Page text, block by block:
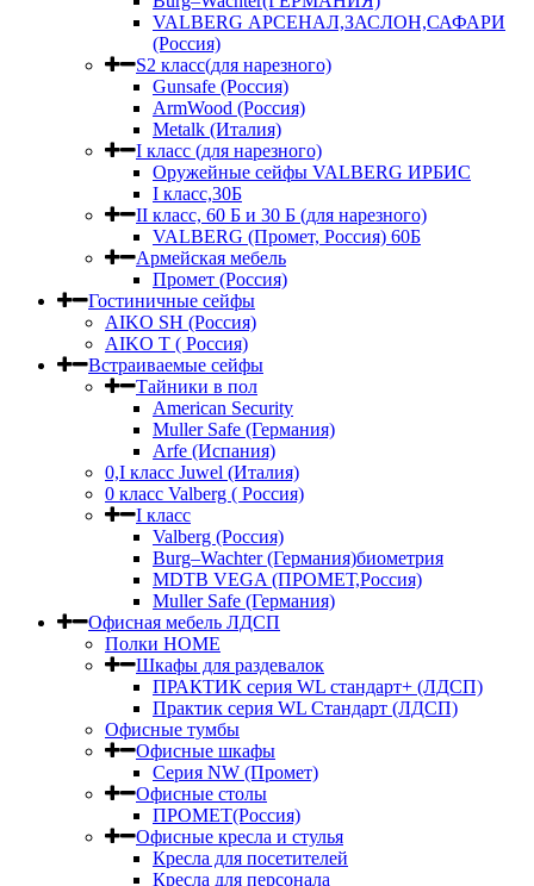
VALBERG АРСЕНАЛ,ЗАСЛОН,САФАРИ
(Россия)
S2 класс(для нарезного)
Gunsafe (Россия)
ArmWood (Россия)
Metalk (Италия)
I класс (для нарезного)
Оружейные сейфы VALBERG ИРБИС
I класс,30Б
II класс, 60 Б и 30 Б (для нарезного)
VALBERG (Промет, Россия) 60Б
Армейская мебель
Промет (Россия)
Гостиничные сейфы
AIKO SH (Россия)
AIKO Т ( Россия)
Встраиваемые сейфы
Тайники в пол
American Security
Muller Safe (Германия)
Arfe (Испания)
0,I класс Juwel (Италия)
0 класс Valberg ( Россия)
I класс
Valberg (Россия)
Burg–Wachter (Германия)биометрия
MDTB VEGA (ПРОМЕТ,Россия)
Muller Safe (Германия)
Офисная мебель ЛДСП
Полки HOME
Шкафы для раздевалок
ПРАКТИК серия WL стандарт+ (ЛДСП)
Практик серия WL Стандарт (ЛДСП)
Офисные тумбы
Офисные шкафы
Серия NW (Промет)
Офисные столы
ПРОМЕТ(Россия)
Офисные кресла и стулья
Кресла для посетителей
Кресла для персонала